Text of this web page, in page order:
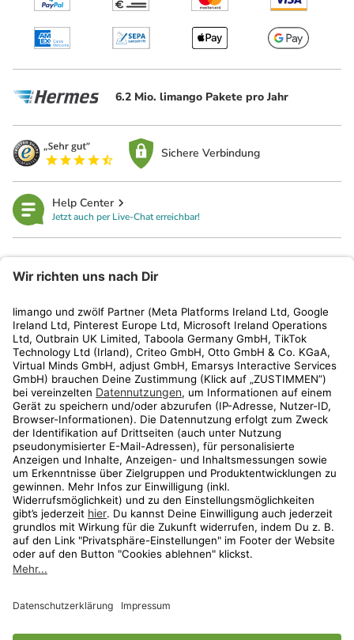
6.2 Mio. limango Pakete pro Jahr
Sichere Verbindung
Help Center
Jetzt auch per Live-Chat erreichbar!
Kundenservice
Shop
Aktionen
Travel